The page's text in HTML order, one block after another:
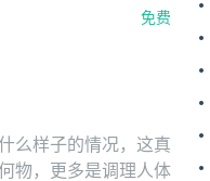
教育辅导具化为行免费
么样子的情况，这真
物，更多是调理人体